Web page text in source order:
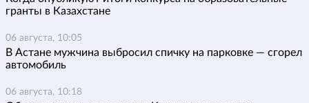
гранты в Казахстане
06 августа, 10:05
В Астане мужчина выбросил спичку на парковке — сгорел
автомобиль
06 августа, 10:18